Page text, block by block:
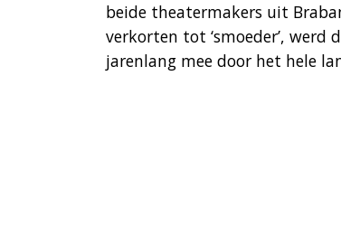
beide theatermakers uit
verkorten tot ‘smoeder’,
jarenlang mee door het hele